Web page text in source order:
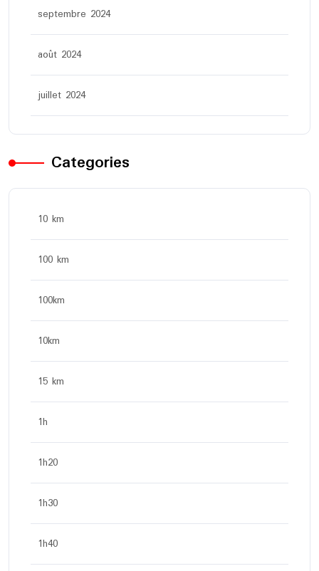
septembre 2024
août 2024
juillet 2024
Categories
10 km
100 km
100km
10km
15 km
1h
1h20
1h30
1h40